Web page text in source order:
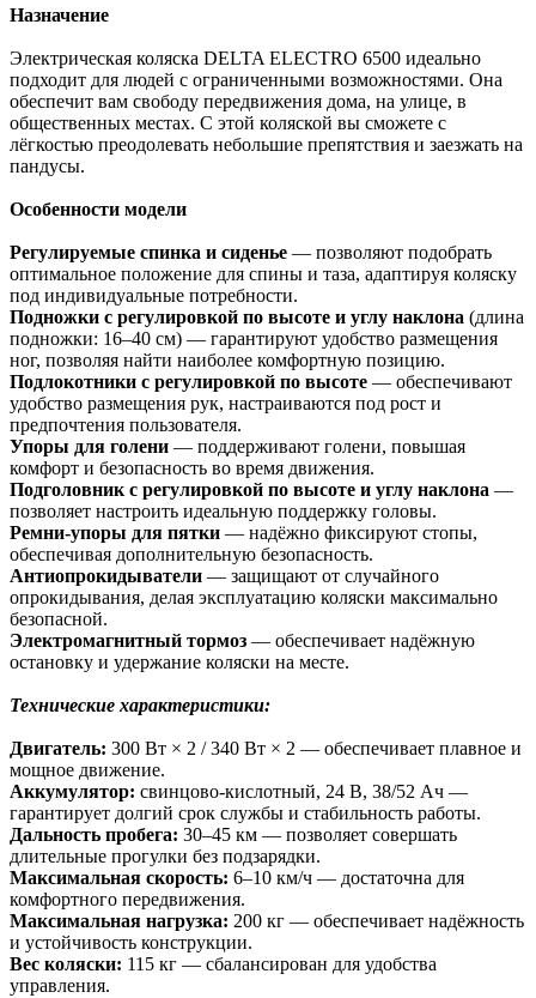
Назначение
Электрическая коляска DELTA ELECTRO 6500 идеально
подходит для людей с ограниченными возможностями. Она
обеспечит вам свободу передвижения дома, на улице, в
общественных местах. С этой коляской вы сможете с
лёгкостью преодолевать небольшие препятствия и заезжать на
пандусы.
Особенности модели
Регулируемые спинка и сиденье — позволяют подобрать
оптимальное положение для спины и таза, адаптируя коляску
под индивидуальные потребности.
Подножки с регулировкой по высоте и углу наклона (длина
подножки: 16–40 см) — гарантируют удобство размещения
ног, позволяя найти наиболее комфортную позицию.
Подлокотники с регулировкой по высоте — обеспечивают
удобство размещения рук, настраиваются под рост и
предпочтения пользователя.
Упоры для голени — поддерживают голени, повышая
комфорт и безопасность во время движения.
Подголовник с регулировкой по высоте и углу наклона —
позволяет настроить идеальную поддержку головы.
Ремни-упоры для пятки — надёжно фиксируют стопы,
обеспечивая дополнительную безопасность.
Антиопрокидыватели — защищают от случайного
опрокидывания, делая эксплуатацию коляски максимально
безопасной.
Электромагнитный тормоз — обеспечивает надёжную
остановку и удержание коляски на месте.
Технические характеристики:
Двигатель: 300 Вт × 2 / 340 Вт × 2 — обеспечивает плавное и
мощное движение.
Аккумулятор: свинцово-кислотный, 24 В, 38/52 Ач —
гарантирует долгий срок службы и стабильность работы.
Дальность пробега: 30–45 км — позволяет совершать
длительные прогулки без подзарядки.
Максимальная скорость: 6–10 км/ч — достаточна для
комфортного передвижения.
Максимальная нагрузка: 200 кг — обеспечивает надёжность
и устойчивость конструкции.
Вес коляски: 115 кг — сбалансирован для удобства
управления.